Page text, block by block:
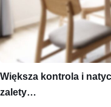
Większa kontrola i
zalety…